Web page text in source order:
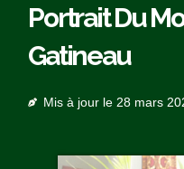
Portrait Du
Gatineau
Mis à jour le 28 mars